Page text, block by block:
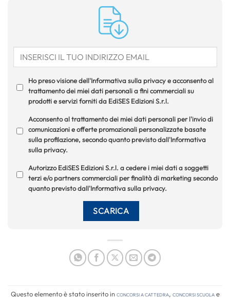
Ho preso visione dell'Informativa sulla privacy e acconsento al
trattamento dei miei dati personali a fini commerciali su
prodotti e servizi forniti da EdiSES Edizioni S.r.l.
Acconsento al trattamento dei miei dati personali per l'invio di
comunicazioni e offerte promozionali personalizzate basate
sulla profilazione, secondo quanto previsto dall'Informativa
sulla privacy.
Autorizzo EdiSES Edizioni S.r.l. a cedere i miei dati a soggetti
terzi e/o partners commerciali per finalità di marketing secondo
quanto previsto dall'Informativa sulla privacy.
Questo elemento è stato inserito inConcorsi a cattedra, Concorsi Scuolae